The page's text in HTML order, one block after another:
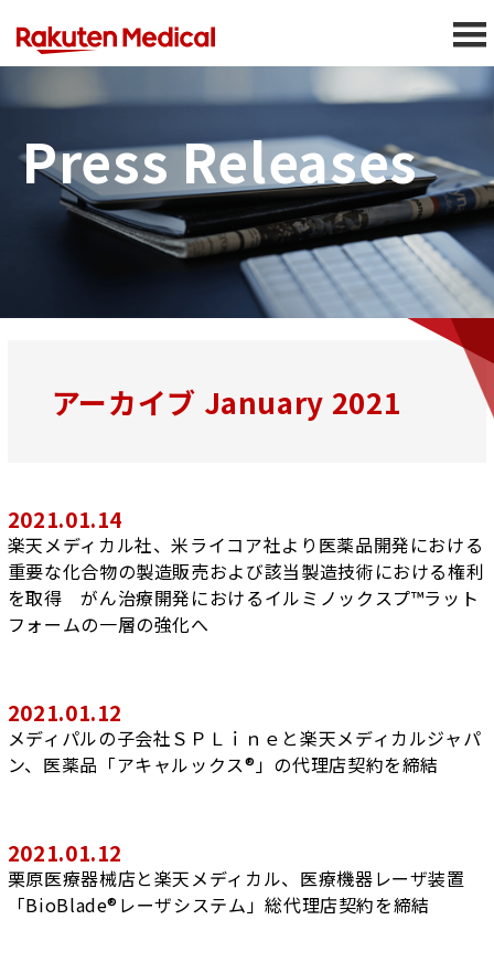
Press Releases
アーカイブ January 2021
2021.01.14
楽天メディカル社、米ライコア社より医薬品開発における
重要な化合物の製造販売および該当製造技術における権利
を取得 がん治療開発におけるイルミノックスプ™ラット
フォームの一層の強化へ
2021.01.12
メディパルの子会社ＳＰＬｉｎｅと楽天メディカルジャパ
ン、医薬品「アキャルックス®」の代理店契約を締結
2021.01.12
栗原医療器械店と楽天メディカル、医療機器レーザ装置
「BioBlade®レーザシステム」総代理店契約を締結